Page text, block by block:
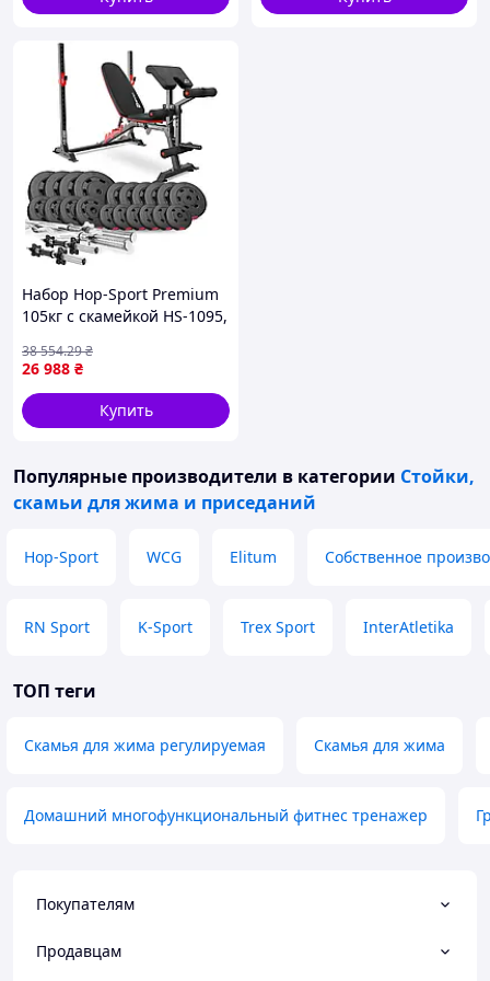
Набор Hop-Sport Premium
105кг с скамейкой HS-1095,
26 988 ₴
38 554.29₴
Купить
Популярные производители в категории Стойки,
скамьи для жима и приседаний
Hop-Sport WCG Elitum Собственное
RN Sport K-Sport Trex Sport InterAtletika
ТОП теги
Скамья для жима регулируемая Скамья для жима
Домашний многофункциональный фитнес тренажер
Покупателям
Продавцам